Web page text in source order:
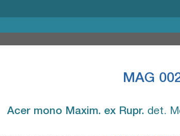
MAG
Acer mono Maxim. ex Rupr.⁣ det.